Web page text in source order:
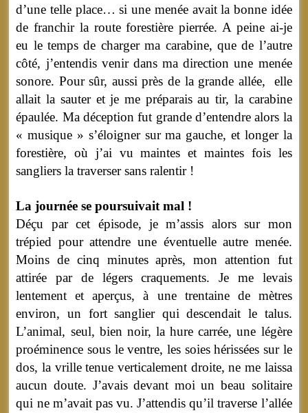
d’une telle place… si une menée avait la bonne idée
de franchir la route forestière pierrée. A peine ai-je
eu le temps de charger ma carabine, que de l’autre
côté, j’entendis venir dans ma direction une menée
sonore. Pour sûr, aussi près de la grande allée, elle
allait la sauter et je me préparais au tir, la carabine
épaulée. Ma déception fut grande d’entendre alors la
« musique » s’éloigner sur ma gauche, et longer la
forestière, où j’ai vu maintes et maintes fois les
sangliers la traverser sans ralentir !
La journée se poursuivait mal !
Déçu par cet épisode, je m’assis alors sur mon
trépied pour attendre une éventuelle autre menée.
Moins de cinq minutes après, mon attention fut
attirée par de légers craquements. Je me levais
lentement et aperçus, à une trentaine de mètres
environ, un fort sanglier qui descendait le talus.
L’animal, seul, bien noir, la hure carrée, une légère
proéminence sous le ventre, les soies hérissées sur le
dos, la vrille tenue verticalement droite, ne me laissa
aucun doute. J’avais devant moi un beau solitaire
qui ne m’avait pas vu. J’attendis qu’il traverse l’allée